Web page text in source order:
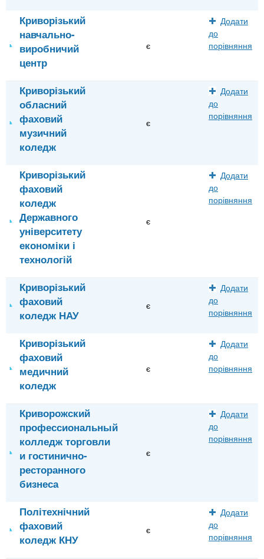
Криворізький
навчально-
виробничий
центр
є
Додати
до
порівняння
Криворізький
обласний
фаховий
музичний
коледж
є
Додати
до
порівняння
Криворізький
фаховий
коледж
Державного
університету
економіки і
технологій
є
Додати
до
порівняння
Криворізький
фаховий
коледж НАУ
є
Додати
до
порівняння
Криворізький
фаховий
медичний
коледж
є
Додати
до
порівняння
Криворожский
профессиональный
колледж торговли
и гостинично-
ресторанного
бизнеса
є
Додати
до
порівняння
Політехнічний
фаховий
коледж КНУ
є
Додати
до
порівняння